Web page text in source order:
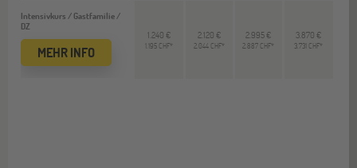
Intensivkurs / Gastfamilie /
DZ
MEHR INFO
1.240 €
1.195 CHF*
2.120 €
2.044 CHF*
2.995 €
2.887 CHF*
3.870 €
3.731 CHF*